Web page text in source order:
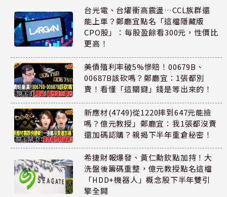
台光電、台燿衝高震盪…CCL族群還
能上車？鄭廳宜點名「這檔隱藏版
CPO股」：每股盈餘看300元，性價比
更高！
美債殖利率破5%慘賠！00679B、
00687B該砍嗎？鄭廳宜：1張都別
賣！看懂「這關鍵」錢是等出來的！
新應材(4749)從1220摔到647元能撿
嗎？億元教授」鄭廳宜：我1張都沒賣
還加碼認購？親揭下半年重倉秘密！
希捷財報爆發、黃仁勳欽點加持！大
洗盤後籌碼重整，億元教授點名這檔
「HDD+機器人」概念股下半年雙引
擎全開